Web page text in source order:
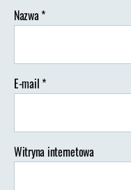
Nazwa*
E-mail*
Witryna internetowa